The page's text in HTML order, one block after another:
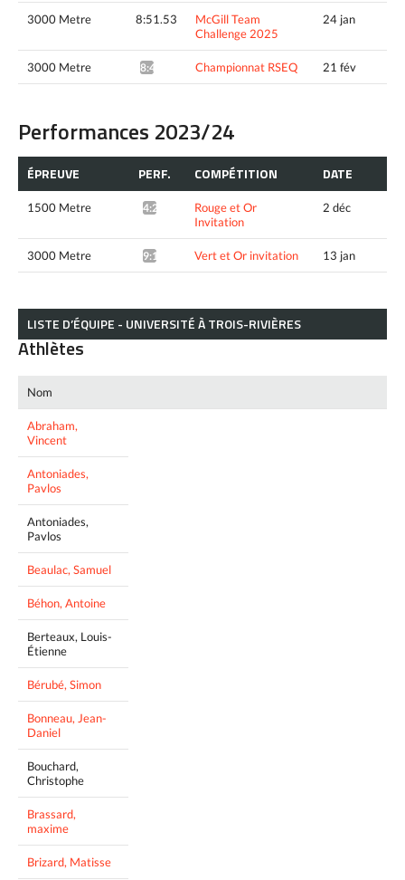
3000 Metre 8:51.53
McGill Team
Challenge 2025
24 jan
3000 Metre 8:46.76* Championnat RSEQ 21 fév
Performances 2023/24
ÉPREUVE PERF. COMPÉTITION DATE
1500 Metre 4:20.15*
Rouge et Or
Invitation
2 déc
3000 Metre 9:17.13* Vert et Or invitation 13 jan
LISTE D’ÉQUIPE - UNIVERSITÉ À TROIS-RIVIÈRES
Athlètes
Nom
Abraham,
Vincent
Antoniades,
Pavlos
Antoniades,
Pavlos
Beaulac, Samuel
Béhon, Antoine
Berteaux, Louis-
Étienne
Bérubé, Simon
Bonneau, Jean-
Daniel
Bouchard,
Christophe
Brassard,
maxime
Brizard, Matisse